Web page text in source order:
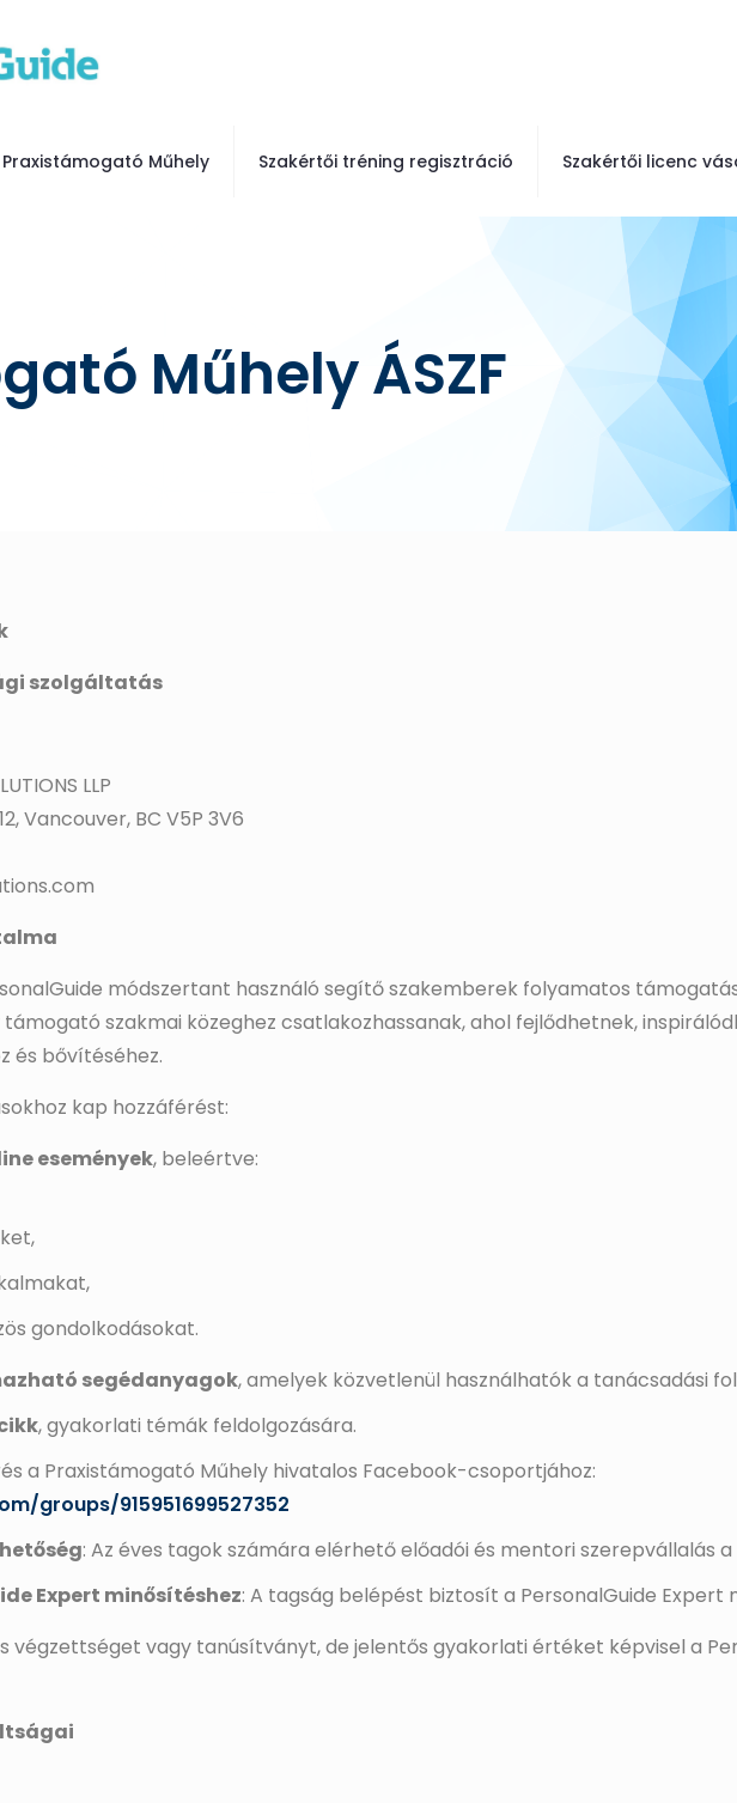
Műhely Szakértői tréning regisztráció Szakértői licenc
Műhely ÁSZF
szolgáltatás
LLP
Vancouver, BC V5P 3V6
módszertant használó segítő szakemberek folyamatos
szakmai közeghez csatlakozhassanak, ahol fejlődhetnek,
és bővítéséhez.
kap hozzáférést:
események, beleértve:
gondolkodásokat.
segédanyagok, amelyek közvetlenül használhatók a tanácsadási
, gyakorlati témák feldolgozására.
a Praxistámogató Műhely hivatalos Facebook-csoportjához:
groups/915951699527352
: Az éves tagok számára elérhető előadói és mentori szerepvállalás a
Expert minősítéshez: A tagság belépést biztosít a PersonalGuide Expert
végzettséget vagy tanúsítványt, de jelentős gyakorlati értéket képvisel a